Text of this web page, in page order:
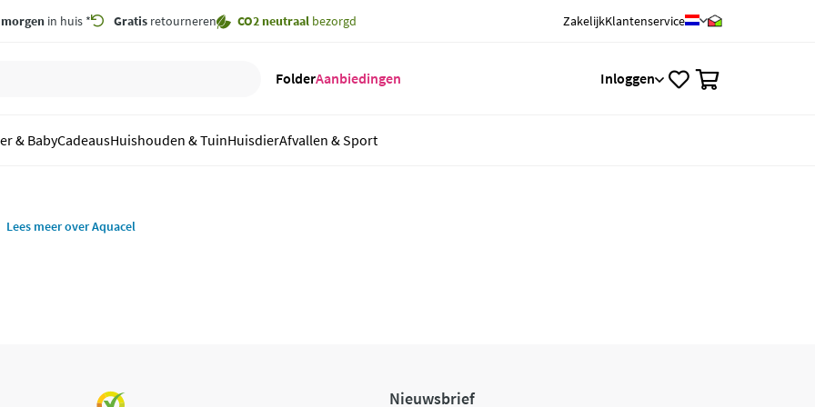
morgen in huis * Gratis retourneren CO2 neutraal bezorgd ZakelijkKlantenservice
FolderAanbiedingen Inloggen
& BabyCadeausHuishouden & TuinHuisdierAfvallen & Sport
Lees meer over Aquacel
Nieuwsbrief